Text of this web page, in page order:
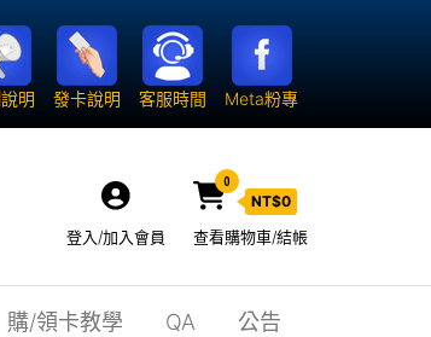
明 發卡說明 客服時間 Meta粉專
0
NT$0
查看購物車/結帳
登入/加入會員
購/領卡教學 QA 公告